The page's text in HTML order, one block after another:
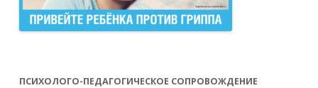
ПСИХОЛОГО-ПЕДАГОГИЧЕСКОЕ СОПРОВОЖДЕНИЕ